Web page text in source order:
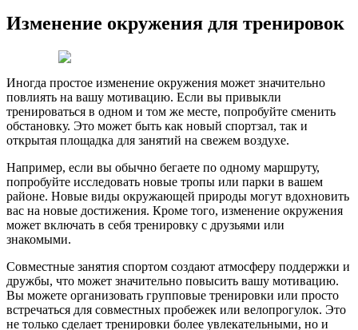
Изменение окружения для тренировок
Иногда простое изменение окружения может значительно
повлиять на вашу мотивацию. Если вы привыкли
тренироваться в одном и том же месте, попробуйте сменить
обстановку. Это может быть как новый спортзал, так и
открытая площадка для занятий на свежем воздухе.
Например, если вы обычно бегаете по одному маршруту,
попробуйте исследовать новые тропы или парки в вашем
районе. Новые виды окружающей природы могут вдохновить
вас на новые достижения. Кроме того, изменение окружения
может включать в себя тренировку с друзьями или
знакомыми.
Совместные занятия спортом создают атмосферу поддержки и
дружбы, что может значительно повысить вашу мотивацию.
Вы можете организовать групповые тренировки или просто
встречаться для совместных пробежек или велопрогулок. Это
не только сделает тренировки более увлекательными, но и